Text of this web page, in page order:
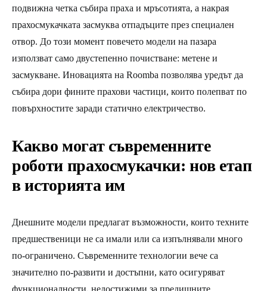
подвижна четка събира праха и мръсотията, а накрая
прахосмукачката засмуква отпадъците през специален
отвор. До този момент повечето модели на пазара
използват само двустепенно почистване: метене и
засмукване. Иновацията на Roomba позволява уредът да
събира дори фините прахови частици, които полепват по
повърхностите заради статично електричество.
Какво могат съвременните
роботи прахосмукачки: нов етап
в историята им
Днешните модели предлагат възможности, които техните
предшественици не са имали или са изпълнявали много
по-ограничено. Съвременните технологии вече са
значително по-развити и достъпни, като осигуряват